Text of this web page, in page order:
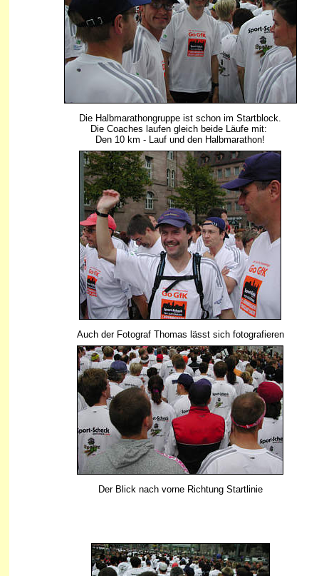
Die Halbmarathongruppe ist schon im Startblock.
Die Coaches laufen gleich beide Läufe mit:
Den 10 km - Lauf und den Halbmarathon!
Auch der Fotograf Thomas lässt sich fotografieren
Der Blick nach vorne Richtung Startlinie